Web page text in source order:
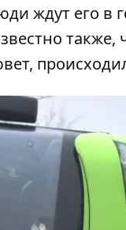
ждут его в
также,